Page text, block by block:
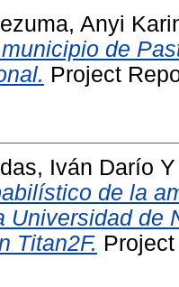
Anyi
de
Project
Iván Darío
de la
Universidad de
Titan2F.